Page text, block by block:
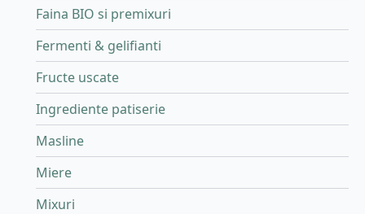
Faina BIO si premixuri
Fermenti & gelifianti
Fructe uscate
Ingrediente patiserie
Masline
Miere
Mixuri